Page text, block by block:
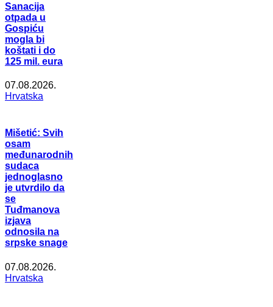
Sanacija
otpada u
Gospiću
mogla bi
koštati i do
125 mil. eura
07.08.2026.
Hrvatska
Mišetić: Svih
osam
međunarodnih
sudaca
jednoglasno
je utvrdilo da
se
Tuđmanova
izjava
odnosila na
srpske snage
07.08.2026.
Hrvatska